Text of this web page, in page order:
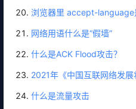
浏览器里 accept-language
网络用语什么是“假墙”
什么是ACK Flood攻击？
2021年《中国互联网络发
什么是流量攻击